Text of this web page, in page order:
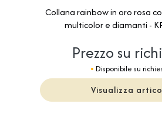
Collana rainbow in oro rosa
multicolor e diamanti -
Prezzo su
Disponibile su
Visualizza